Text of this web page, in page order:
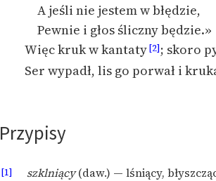
A jeśli nie jestem w błędzie,
Pewnie i głos śliczny będzie.»
Więc kruk w kantaty[2]; skoro
Ser wypadł, lis go porwał i
Przypisy
[1] szklniący(daw.) — lśniący,